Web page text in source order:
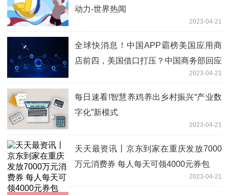
动力-世界热闻
2023-04-21
全球快消息！中国APP霸榜美国应用商
店前四，美国借口打压？中国商务部回应
2023-04-21
每日速看!智慧养鸡养出乡村振兴“产业数
字化”新模式
2023-04-21
天天最资讯丨京东到家在重庆发放7000
万元消费券 每人每天可领4000元券包
2023-04-21